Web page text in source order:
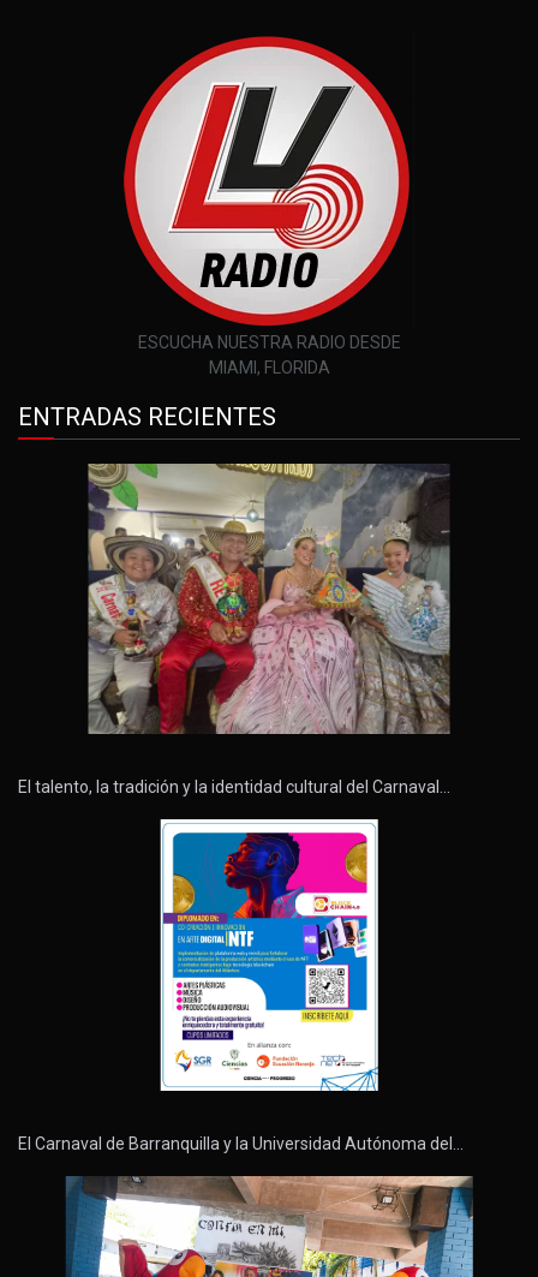
ESCUCHA NUESTRA RADIO DESDE
MIAMI, FLORIDA
ENTRADAS RECIENTES
El talento, la tradición y la identidad cultural del Carnaval…
El Carnaval de Barranquilla y la Universidad Autónoma del…